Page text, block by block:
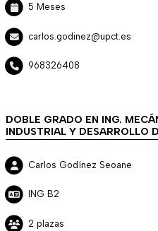
5 Meses
carlos.godinez@upct.es
968326408
DOBLE GRADO EN ING.
INDUSTRIAL Y DESARROLLO
Carlos Godínez Seoane
ING B2
2 plazas